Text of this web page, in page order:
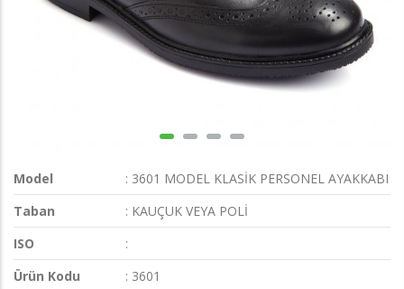
Model
: 3601 MODEL KLASİK PERSONEL AYAKKABI
Taban
: KAUÇUK VEYA POLİ
ISO
:
Ürün Kodu
: 3601